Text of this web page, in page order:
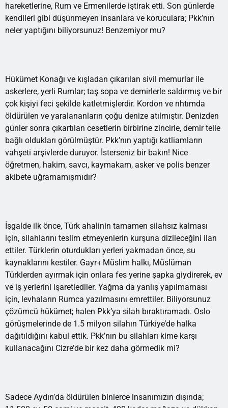
hareketlerine, Rum ve Ermenilerde iştirak etti. Son günlerde
kendileri gibi düşünmeyen insanlara ve koruculara; Pkk’nın
neler yaptığını biliyorsunuz! Benzemiyor mu?
Hükümet Konağı ve kışladan çıkarılan sivil memurlar ile
askerlere, yerli Rumlar; taş sopa ve demirlerle saldırmış ve bir
çok kişiyi feci şekilde katletmişlerdir. Kordon ve rıhtımda
öldürülen ve yaralananların çoğu denize atılmıştır. Denizden
günler sonra çıkartılan cesetlerin birbirine zincirle, demir telle
bağlı oldukları görülmüştür. Pkk’nın yaptığı katliamların
vahşeti arşivlerde duruyor. İsterseniz bir bakın! Nice
öğretmen, hakim, savcı, kaymakam, asker ve polis benzer
akibete uğramamışmıdır?
İşgalde ilk önce, Türk ahalinin tamamen silahsız kalması
için, silahlarını teslim etmeyenlerin kurşuna dizileceğini ilan
ettiler. Türklerin oturdukları yerleri yakmadan önce, su
kaynaklarını kestiler. Gayr-ı Müslim halkı, Müslüman
Türklerden ayırmak için onlara fes yerine şapka giydirerek, ev
ve iş yerlerini işaretlediler. Yağma da yanlış yapılmaması
için, levhaların Rumca yazılmasını emrettiler. Biliyorsunuz
çözümcü hükümet; halen Pkk’ya silah bıraktıramadı. Oslo
görüşmelerinde de 1.5 milyon silahın Türkiye’de halka
dağıtıldığını kabul ettik. Pkk’nın bu silahları kime karşı
kullanacağını Cizre’de bir kez daha görmedik mi?
Sadece Aydın’da öldürülen binlerce insanımızın dışında;